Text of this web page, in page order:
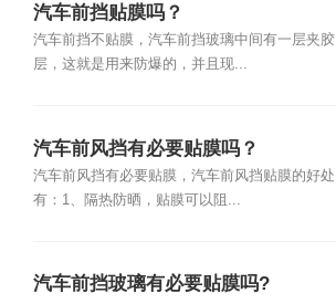
汽车前挡贴膜吗？
汽车前挡不贴膜，汽车前挡玻璃中间有一层夹胶
层，这就是用来防爆的，并且现...
汽车前风挡有必要贴膜吗？
汽车前风挡有必要贴膜，汽车前风挡贴膜的好处
有：1、隔热防晒，贴膜可以阻...
汽车前挡玻璃有必要贴膜吗?